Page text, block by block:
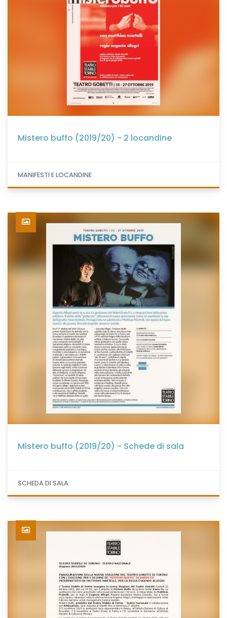
Mistero buffo (2019/20) - 2 locandine
MANIFESTI E LOCANDINE
Mistero buffo (2019/20) - Schede di sala
SCHEDA DI SALA